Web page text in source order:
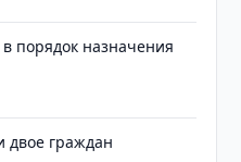
порядок назначения
двое граждан